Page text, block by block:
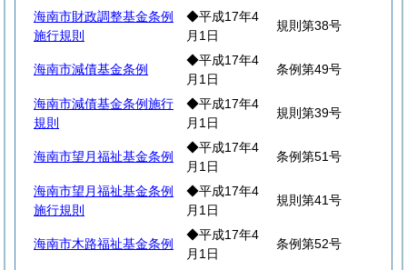
海南市財政調整基金条例
施行規則
◆平成17年4
月1日
規則第38号
海南市減債基金条例
◆平成17年4
月1日
条例第49号
海南市減債基金条例施行
規則
◆平成17年4
月1日
規則第39号
海南市望月福祉基金条例
◆平成17年4
月1日
条例第51号
海南市望月福祉基金条例
施行規則
◆平成17年4
月1日
規則第41号
海南市木路福祉基金条例
◆平成17年4
月1日
条例第52号